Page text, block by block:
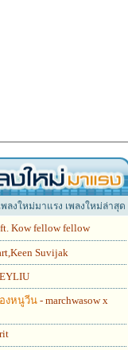
พลงใหม่มาแรง เพลงใหม่ล่าสุด
ft. Kow fellow fellow
Suvijak
งหนูวีน - marchwasow x